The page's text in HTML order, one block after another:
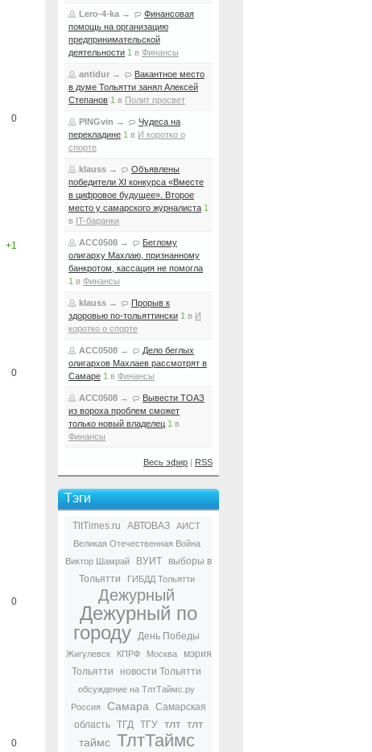
0
+1
0
0
0
Lero-4-ka →
Финансовая
помощь на организацию
предпринимательской
деятельности 1 в Финансы
antidur →
Вакантное место
в думе Тольятти занял Алексей
Степанов 1 в Полит просвет
PINGvin →
Чудеса на
перекладине 1 в И коротко о
спорте
klauss →
Объявлены
победители XI конкурса «Вместе
в цифровое будущее». Второе
место у самарского журналиста 1
в IT-баранки
ACC0508 →
Беглому
олигарху Махлаю, признанному
банкротом, кассация не помогла
1 в Финансы
klauss →
Прорыв к
здоровью по-тольяттински 1 в И
коротко о спорте
ACC0508 →
Дело беглых
олигархов Махлаев рассмотрят в
Самаре 1 в Финансы
ACC0508 →
Вывести ТОАЗ
из вороха проблем сможет
только новый владелец 1 в
Финансы
Весь эфир | RSS
Тэги
TltTimes.ru АВТОВАЗ
АИСТ
Великая Отечественная Война
Виктор Шамрай
ВУИТ
выборы в
Тольятти
ГИБДД Тольятти
Дежурный
Дежурный по
городу День Победы
Жигулевск КПРФ Москва
мэрия
Тольятти
новости Тольятти
обсуждение на ТлтТаймс.ру
Россия
Самара
Самарская
область ТГД ТГУ тлт тлт
таймс ТлтТаймс